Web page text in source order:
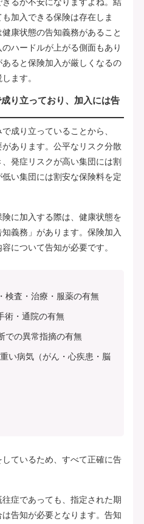
加入できる保険は存在しま
康状態の告知義務があること
ハードルが上がる側面もあり
ると保険加入が厳しくなるの
ます。
り立っており、加入には告
成り立っていることから、
があります。公平なリスク分散
発症リスクが高い集団には割
い集団には割安な保険料を定
に加入する際は、健康状態を
義務」があります。保険加入
について告知が必要です。
検査・治療・服薬の有無
術・通院の有無
での異常指摘の有無
い病気（がん・心疾患・脳
ているため、すべて正確に告
症であっても、指定された期
告知が必要となります。告知